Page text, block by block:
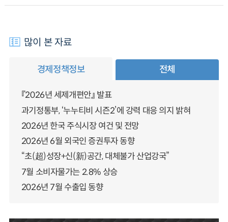
많이 본 자료
경제정책정보 전체
『2026년 세제개편안』 발표
과기정통부, ‘누누티비 시즌2’에 강력 대응 의지 밝혀
2026년 한국 주식시장 여건 및 전망
2026년 6월 외국인 증권투자 동향
“초(超)성장+신(新)공간, 대체불가 산업강국”
7월 소비자물가는 2.8% 상승
2026년 7월 수출입 동향